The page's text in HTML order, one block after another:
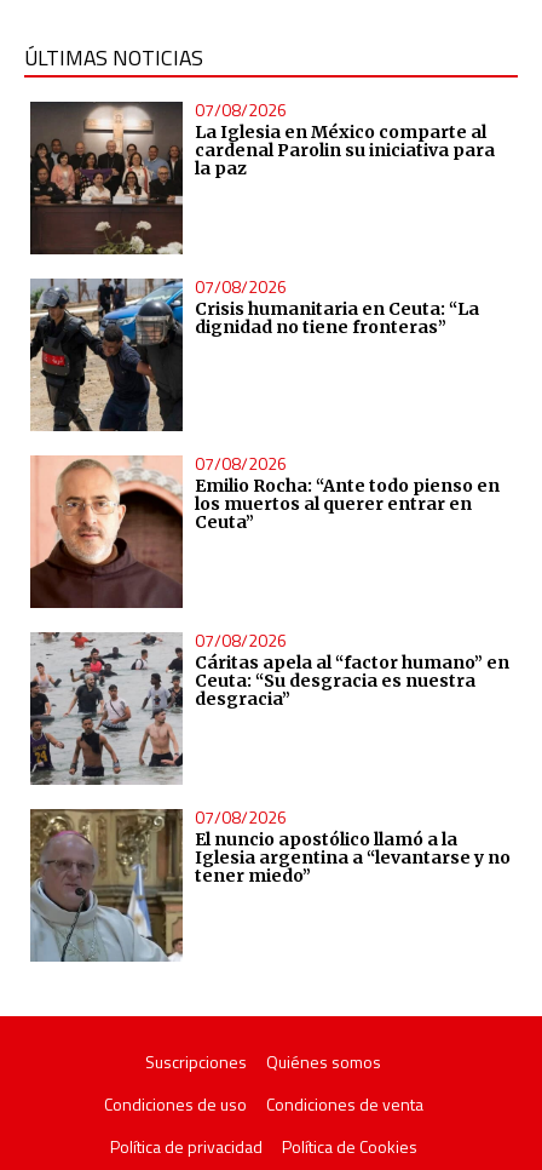
ÚLTIMAS NOTICIAS
07/08/2026
La Iglesia en México comparte al
cardenal Parolin su iniciativa para
la paz
07/08/2026
Crisis humanitaria en Ceuta: “La
dignidad no tiene fronteras”
07/08/2026
Emilio Rocha: “Ante todo pienso en
los muertos al querer entrar en
Ceuta”
07/08/2026
Cáritas apela al “factor humano” en
Ceuta: “Su desgracia es nuestra
desgracia”
07/08/2026
El nuncio apostólico llamó a la
Iglesia argentina a “levantarse y no
tener miedo”
Suscripciones
Quiénes somos
Condiciones de uso
Condiciones de venta
Política de privacidad
Política de Cookies